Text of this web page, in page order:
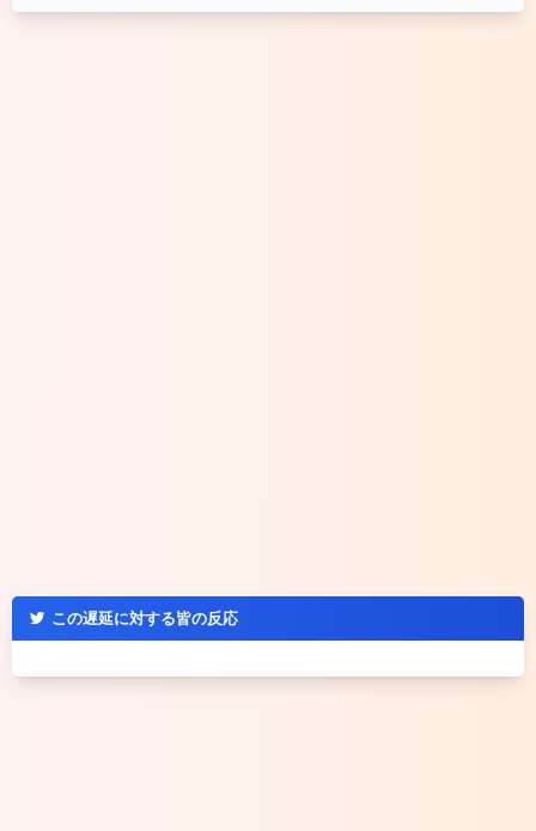
この遅延に対する皆の反応